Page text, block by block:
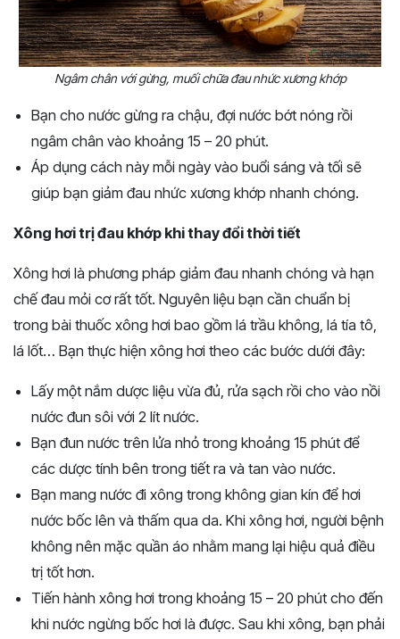
Ngâm chân với gừng, muối chữa đau nhức xương khớp
Bạn cho nước gừng ra chậu, đợi nước bớt nóng rồi
ngâm chân vào khoảng 15 – 20 phút.
Áp dụng cách này mỗi ngày vào buổi sáng và tối sẽ
giúp bạn giảm đau nhức xương khớp nhanh chóng.
Xông hơi trị đau khớp khi thay đổi thời tiết
Xông hơi là phương pháp giảm đau nhanh chóng và hạn
chế đau mỏi cơ rất tốt. Nguyên liệu bạn cần chuẩn bị
trong bài thuốc xông hơi bao gồm lá trầu không, lá tía tô,
lá lốt… Bạn thực hiện xông hơi theo các bước dưới đây:
Lấy một nắm dược liệu vừa đủ, rửa sạch rồi cho vào nồi
nước đun sôi với 2 lít nước.
Bạn đun nước trên lửa nhỏ trong khoảng 15 phút để
các dược tính bên trong tiết ra và tan vào nước.
Bạn mang nước đi xông trong không gian kín để hơi
nước bốc lên và thấm qua da. Khi xông hơi, người bệnh
không nên mặc quần áo nhằm mang lại hiệu quả điều
trị tốt hơn.
Tiến hành xông hơi trong khoảng 15 – 20 phút cho đến
khi nước ngừng bốc hơi là được. Sau khi xông, bạn phải